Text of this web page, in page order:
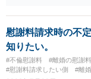
慰謝料請求時の不
知りたい。
#不倫慰謝料 #離婚の慰謝料
#慰謝料請求したい側
#離